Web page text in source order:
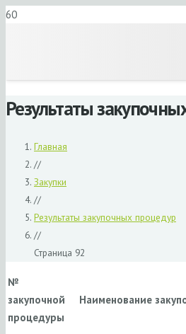
Результаты
Главная
//
Закупки
//
Результаты закупочных процедур
//
Страница 92
№
закупочной
процедуры
Наименование